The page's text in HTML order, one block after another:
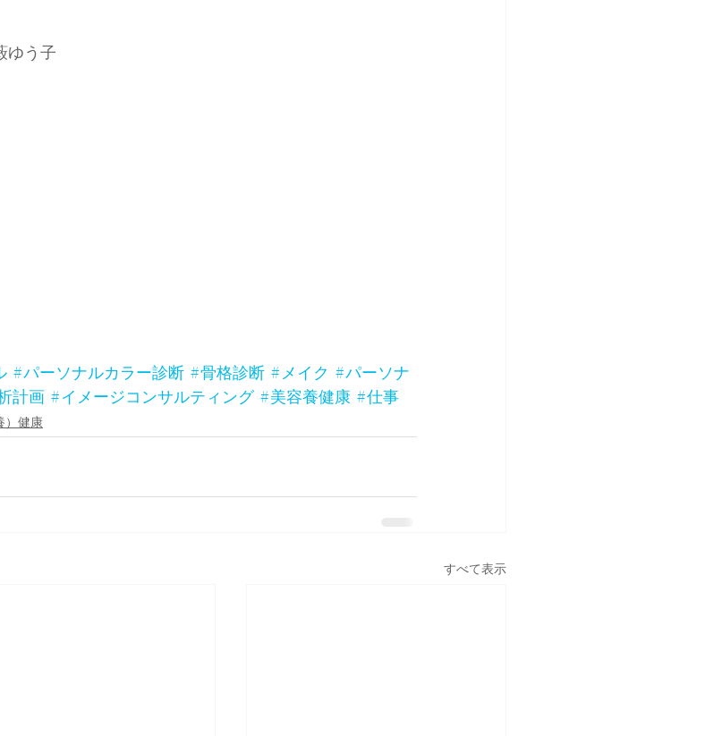
う子
#パーソナルカラー診断 #骨格診断 #メイク #パーソナ
計画 #イメージコンサルティング #美容養健康 #仕事
）健康
すべて表示